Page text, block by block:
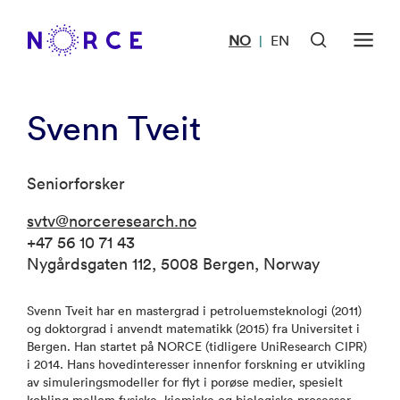
NO | EN
Svenn Tveit
Seniorforsker
svtv@norceresearch.no
+47 56 10 71 43
Nygårdsgaten 112, 5008 Bergen, Norway
Svenn Tveit har en mastergrad i petroluemsteknologi (2011)
og doktorgrad i anvendt matematikk (2015) fra Universitet i
Bergen. Han startet på NORCE (tidligere UniResearch CIPR)
i 2014. Hans hovedinteresser innenfor forskning er utvikling
av simuleringsmodeller for flyt i porøse medier, spesielt